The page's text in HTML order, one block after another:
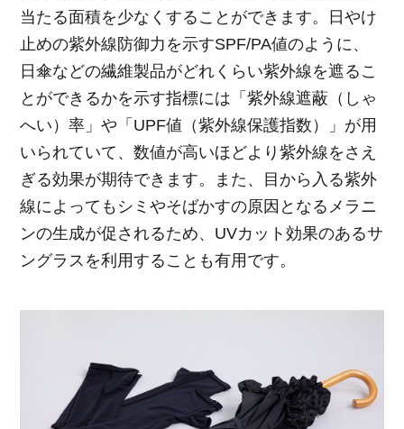
当たる面積を少なくすることができます。日やけ
止めの紫外線防御力を示すSPF/PA値のように、
日傘などの繊維製品がどれくらい紫外線を遮るこ
とができるかを示す指標には「紫外線遮蔽（しゃ
へい）率」や「UPF値（紫外線保護指数）」が用
いられていて、数値が高いほどより紫外線をさえ
ぎる効果が期待できます。また、目から入る紫外
線によってもシミやそばかすの原因となるメラニ
ンの生成が促されるため、UVカット効果のあるサ
ングラスを利用することも有用です。